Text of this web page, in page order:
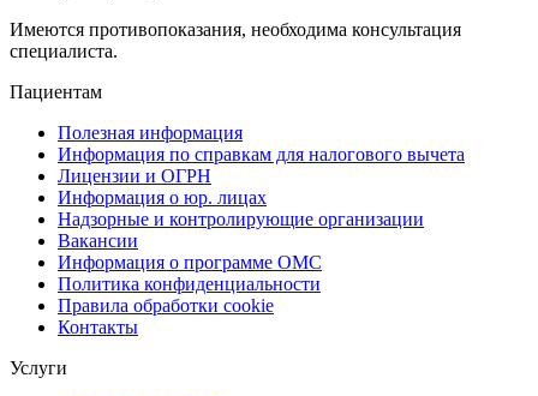
Имеются противопоказания, необходима консультация
специалиста.
Пациентам
Полезная информация
Информация по справкам для налогового вычета
Лицензии и ОГРН
Информация о юр. лицах
Надзорные и контролирующие организации
Вакансии
Информация о программе ОМС
Политика конфиденциальности
Правила обработки cookie
Контакты
Услуги